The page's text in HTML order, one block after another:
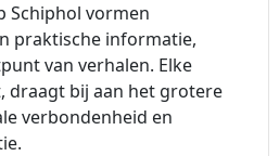
Schiphol vormen
praktische informatie,
van verhalen. Elke
draagt bij aan het grotere
verbondenheid en